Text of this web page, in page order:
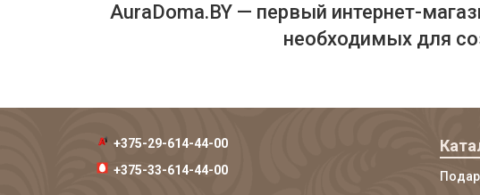
AuraDoma.BY — первый интернет-
необходимых для
+375-29-614-44-00
+375-33-614-44-00